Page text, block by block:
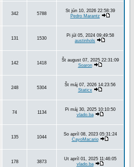
342 5788
St jún 10, 2026 22:58:39
Pedro Marantz
131 1530
Pi júl 05, 2024 09:49:58
austinhols
142 1418
Št august 07, 2025 22:31:09
Soaron
248 5304
Št máj 07, 2026 14:23:56
Staticx
74 1134
Pi máj 30, 2025 10:10:50
vlado.ba
135 1044
So apríl 08, 2023 05:31:24
CayoMacario
178 3873
Ut apríl 01, 2025 11:46:05
vlado.ba